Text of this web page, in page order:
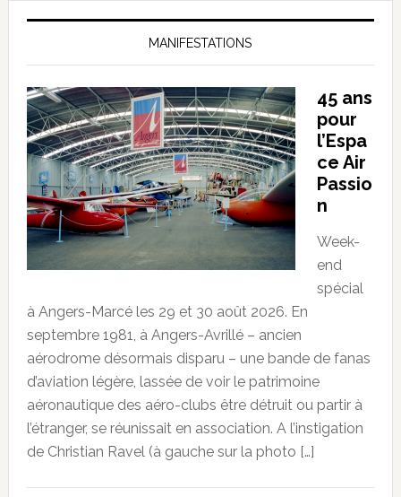
MANIFESTATIONS
45 ans
pour
l’Espa
ce Air
Passio
n
Week-
end
spécial
à Angers-Marcé les 29 et 30 août 2026. En
septembre 1981, à Angers-Avrillé – ancien
aérodrome désormais disparu – une bande de fanas
d’aviation légère, lassée de voir le patrimoine
aéronautique des aéro-clubs être détruit ou partir à
l’étranger, se réunissait en association. A l’instigation
de Christian Ravel (à gauche sur la photo […]